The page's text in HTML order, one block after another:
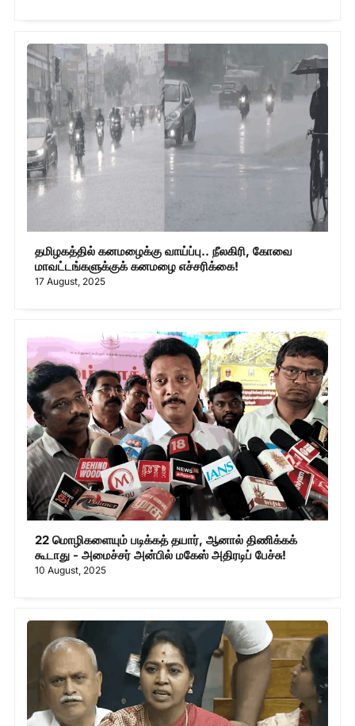
தமிழகத்தில் கனமழைக்கு வாய்ப்பு.. நீலகிரி, கோவை
மாவட்டங்களுக்குக் கனமழை எச்சரிக்கை!
17 August, 2025
22 மொழிகளையும் படிக்கத் தயார், ஆனால் திணிக்கக்
கூடாது - அமைச்சர் அன்பில் மகேஸ் அதிரடிப் பேச்சு!
10 August, 2025